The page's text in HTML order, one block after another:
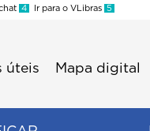
4 Ir para o VLibras 5
úteis Mapa digital